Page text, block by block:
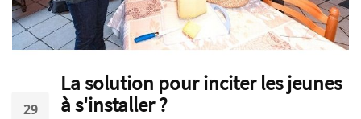
29
La solution pour inciter les jeunes
à s'installer ?